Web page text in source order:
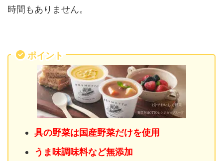
時間もありません。
ポイント
具の野菜は国産野菜だけを使用
うま味調味料など無添加